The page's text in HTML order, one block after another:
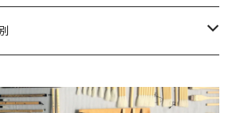
- 削用筆
梵字筆
- 水墨画